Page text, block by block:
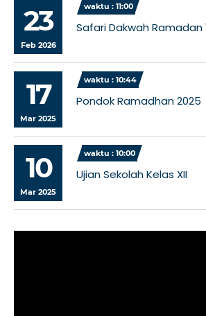
23
Feb 2026
waktu : 11:00
Safari Dakwah Ramadan
17
Mar 2025
waktu : 10:44
Pondok Ramadhan 2025
10
Mar 2025
waktu : 10:00
Ujian Sekolah Kelas XII